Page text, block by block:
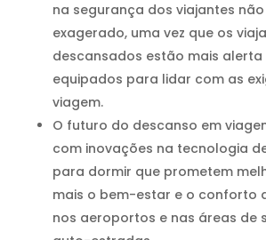
na segurança dos viajantes
exagerado, uma vez que os
descansados estão mais alerta
equipados para lidar com as
viagem.
O futuro do descanso em
com inovações na tecnologia
para dormir que prometem
mais o bem-estar e o conforto
nos aeroportos e nas áreas de